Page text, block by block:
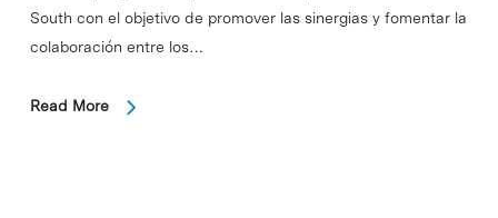
South con el objetivo de promover las sinergias y fomentar la
colaboración entre los…
Read More